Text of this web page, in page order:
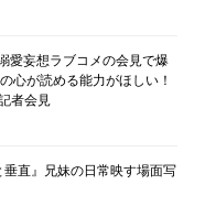
愛妄想ラブコメの会見で爆
心が読める能力がほしい！
者会見
直』兄妹の日常映す場面写